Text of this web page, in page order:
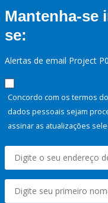
Mantenha-se
se:
Alertas de email Project
Concordo com os termos
dados pessoais sejam
assinar as atualizações